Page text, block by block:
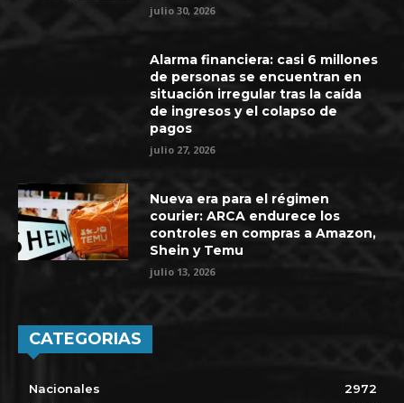
julio 30, 2026
Alarma financiera: casi 6 millones
de personas se encuentran en
situación irregular tras la caída
de ingresos y el colapso de
pagos
julio 27, 2026
Nueva era para el régimen
courier: ARCA endurece los
controles en compras a Amazon,
Shein y Temu
julio 13, 2026
CATEGORIAS
Nacionales
2972